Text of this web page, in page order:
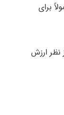
برای
نظر ارزش